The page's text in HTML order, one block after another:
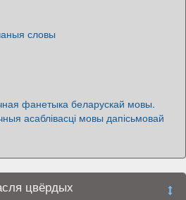
словы
фанетыка беларускай мовы.
асаблівасці мовы дапісьмовай
цвёрдых